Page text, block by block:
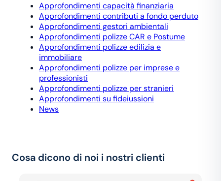
Approfondimenti capacità finanziaria
Approfondimenti contributi a fondo perduto
Approfondimenti gestori ambientali
Approfondimenti polizze CAR e Postume
Approfondimenti polizze edilizia e
immobiliare
Approfondimenti polizze per imprese e
professionisti
Approfondimenti polizze per stranieri
Approfondimenti su fideiussioni
News
Cosa dicono di noi i nostri clienti